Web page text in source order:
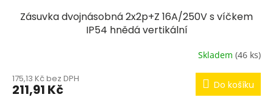
Zásuvka dvojnásobná 2x2p+Z 16A/250V s víčkem
IP54 hnědá vertikální
Skladem (46 ks)
175,13 Kč bez DPH
211,91 Kč Do košíku